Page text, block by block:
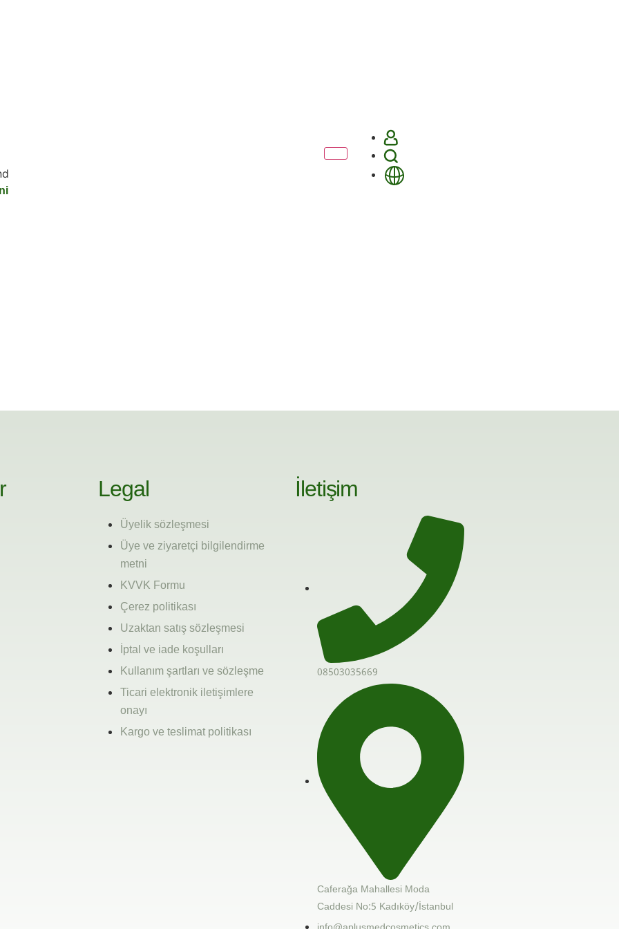
Legal
Üyelik sözleşmesi
Üye ve ziyaretçi bilgilendirme
metni
KVVK Formu
Çerez politikası
Uzaktan satış sözleşmesi
İptal ve iade koşulları
Kullanım şartları ve sözleşme
Ticari elektronik iletişimlere
onayı
Kargo ve teslimat politikası
İletişim
08503035669
Caferağa Mahallesi Moda
Caddesi No:5 Kadıköy/İstanbul